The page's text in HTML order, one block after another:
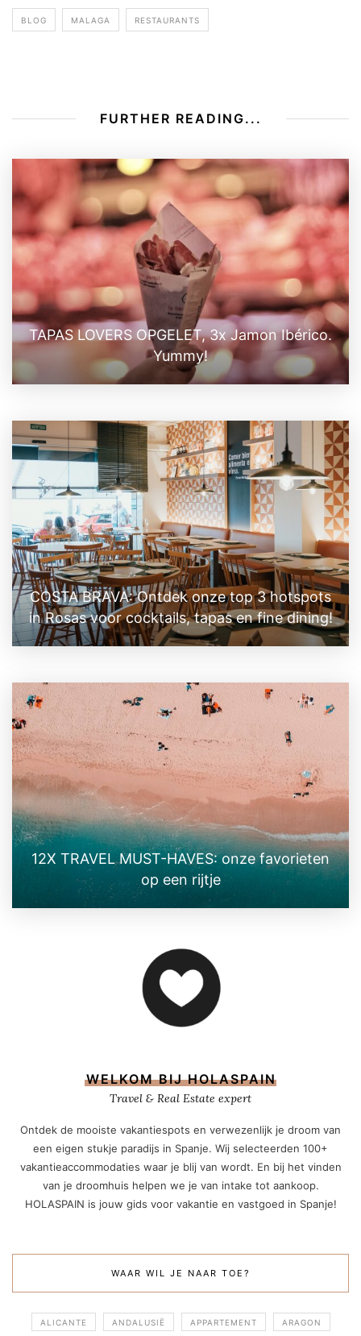
BLOG MALAGA RESTAURANTS
FURTHER READING...
TAPAS LOVERS OPGELET, 3x Jamon Ibérico.
Yummy!
COSTA BRAVA: Ontdek onze top 3 hotspots
in Rosas voor cocktails, tapas en fine dining!
12X TRAVEL MUST-HAVES: onze favorieten
op een rijtje
WELKOM BIJ HOLASPAIN
Travel & Real Estate expert
Ontdek de mooiste vakantiespots en verwezenlijk je droom van
een eigen stukje paradijs in Spanje. Wij selecteerden 100+
vakantieaccommodaties waar je blij van wordt. En bij het vinden
van je droomhuis helpen we je van intake tot aankoop.
HOLASPAIN is jouw gids voor vakantie en vastgoed in Spanje!
WAAR WIL JE NAAR TOE?
ALICANTE ANDALUSIË APPARTEMENT ARAGON